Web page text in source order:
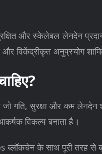
और स्केलेबल लेनदेन
और विकेंद्रीकृत अनुप्रयोग
गति, सुरक्षा और कम
विकल्प बनाता है।
ब्लॉकचेन के साथ पूरी तरह